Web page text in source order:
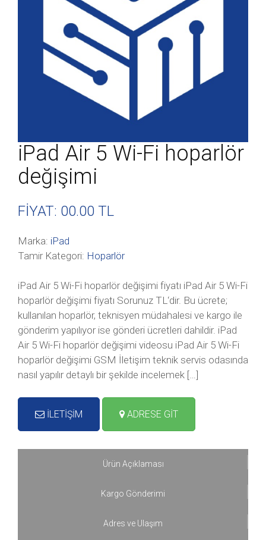
iPad Air 5 Wi-Fi hoparlör
değişimi
FİYAT: 00.00 TL
Marka: iPad
Tamir Kategori: Hoparlör
iPad Air 5 Wi-Fi hoparlör değişimi fiyatı iPad Air 5 Wi-Fi
hoparlör değişimi fiyatı Sorunuz TL‘dir. Bu ücrete;
kullanılan hoparlör, teknisyen müdahalesi ve kargo ile
gönderim yapılıyor ise gönderi ücretleri dahildir. iPad
Air 5 Wi-Fi hoparlör değişimi videosu iPad Air 5 Wi-Fi
hoparlör değişimi GSM İletişim teknik servis odasında
nasıl yapılır detaylı bir şekilde incelemek […]
İLETİŞİM ADRESE GİT
Ürün Açıklaması
Kargo Gönderimi
Adres ve Ulaşım